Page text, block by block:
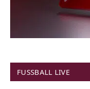
FUSSBALL LIVE